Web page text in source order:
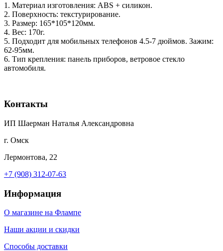
1. Материал изготовления: ABS + силикон.
2. Поверхность: текстурирование.
3. Размер: 165*105*120мм.
4. Вес: 170г.
5. Подходит для мобильных телефонов 4.5-7 дюймов. Зажим:
62-95мм.
6. Тип крепления: панель приборов, ветровое стекло
автомобиля.
Контакты
ИП Шаерман Наталья Александровна
г. Омск
Лермонтова, 22
+7 (908) 312-07-63
Информация
О магазине на Флампе
Наши акции и скидки
Способы доставки